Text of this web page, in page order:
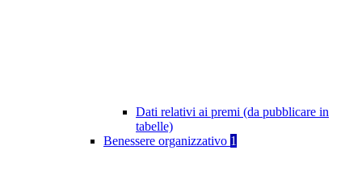
Dati relativi ai premi (da pubblicare in
tabelle)
Benessere organizzativo 1